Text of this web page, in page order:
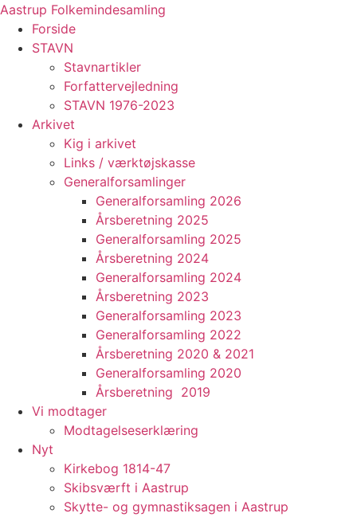
Videre
indhold
Aastrup Folkemindesamling
Forside
STAVN
Stavnartikler
Forfattervejledning
STAVN 1976-2023
Arkivet
Kig i arkivet
Links / værktøjskasse
Generalforsamlinger
Generalforsamling 2026
Årsberetning 2025
Generalforsamling 2025
Årsberetning 2024
Generalforsamling 2024
Årsberetning 2023
Generalforsamling 2023
Generalforsamling 2022
Årsberetning 2020 & 2021
Generalforsamling 2020
Årsberetning 2019
Vi modtager
Modtagelseserklæring
Nyt
Kirkebog 1814-47
Skibsværft i Aastrup
Skytte- og gymnastiksagen i Aastrup